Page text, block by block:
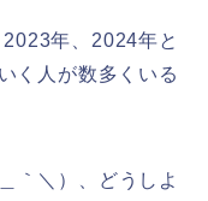
年、2024年と
く人が数多くいる
｀＼）、どうしよ